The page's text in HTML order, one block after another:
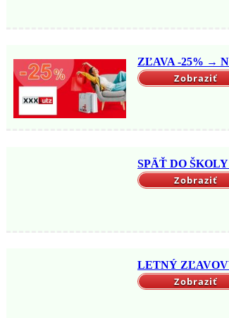
ZĽAVA -25% →
Zobraziť
SPÄŤ DO
Zobraziť
LETNÝ
Zobraziť